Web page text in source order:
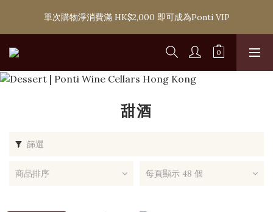
購滿 HK$1,800 即可享香港本地免費送貨服務，或選擇於6間分店
免費自取
單次購物淨消費滿 HK$2,000 即可成為Ponti VIP
購滿 HK$1,800 即可享香港本地免費送貨服務，或選擇於6間分店
甜酒
篩選
商品排序 每頁顯示 48 個